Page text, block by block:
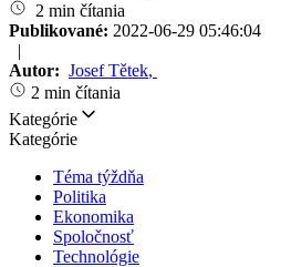
2 min čítania
Publikované: 2022-06-29 05:46:04
|
Autor: Josef Tětek,
2 min čítania
Kategórie
Kategórie
Téma týždňa
Politika
Ekonomika
Spoločnosť
Technológie